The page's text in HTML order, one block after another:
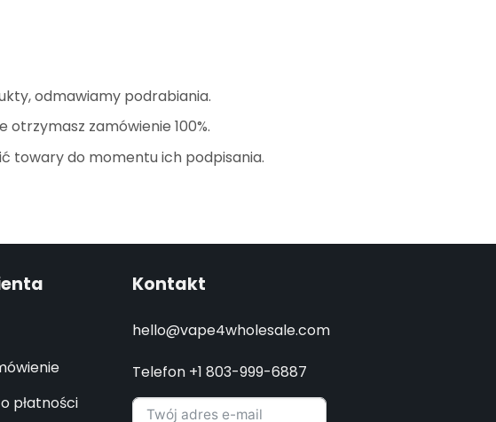
odmawiamy podrabiania.
otrzymasz zamówienie 100%.
towary do momentu ich podpisania.
płatności
Kontakt
hello@vape4wholesale.com
Telefon +1 803-999-6887